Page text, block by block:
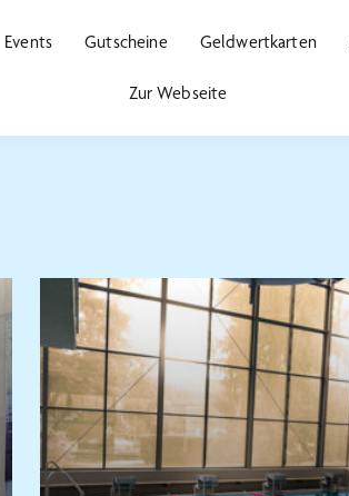
Events Gutscheine Geldwertkarten
Zur Webseite